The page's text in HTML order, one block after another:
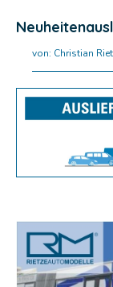
von: Christian